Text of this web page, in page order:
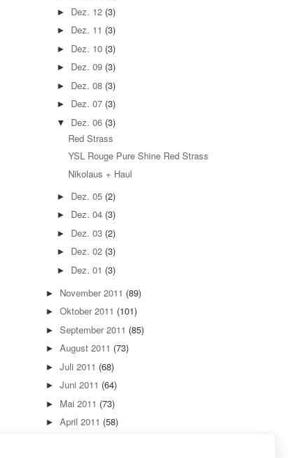
► Dez. 12 (3)
► Dez. 11 (3)
► Dez. 10 (3)
► Dez. 09 (3)
► Dez. 08 (3)
► Dez. 07 (3)
▼ Dez. 06 (3)
Red Strass
YSL Rouge Pure Shine Red Strass
Nikolaus + Haul
► Dez. 05 (2)
► Dez. 04 (3)
► Dez. 03 (2)
► Dez. 02 (3)
► Dez. 01 (3)
► November 2011 (89)
►Oktober 2011 (101)
►September 2011 (85)
►August 2011 (73)
►Juli 2011 (68)
►Juni 2011 (64)
► Mai 2011 (73)
►April 2011 (58)